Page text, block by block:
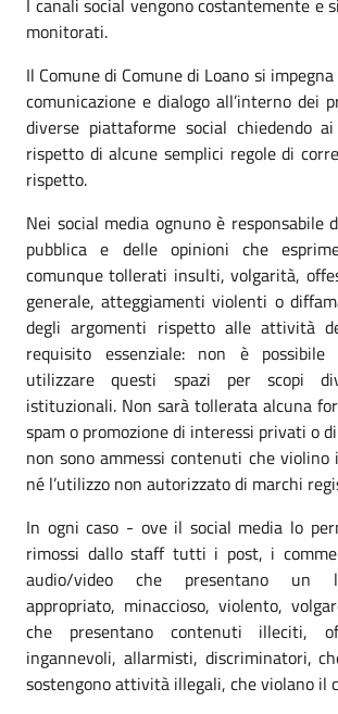
monitorati.
Il Comune di Comune di Loano si
comunicazione e dialogo all’interno dei
diverse piattaforme social chiedendo
rispetto di alcune semplici regole di
rispetto.
Nei social media ognuno è responsabile
pubblica e delle opinioni che
comunque tollerati insulti, volgarità,
generale, atteggiamenti violenti o
degli argomenti rispetto alle attività
requisito essenziale: non è
utilizzare questi spazi per scopi
istituzionali. Non sarà tollerata alcuna
spam o promozione di interessi privati o
non sono ammessi contenuti che violino
né l’utilizzo non autorizzato di marchi
In ogni caso - ove il social media lo
rimossi dallo staff tutti i post, i
audio/video che presentano un
appropriato, minaccioso, violento,
che presentano contenuti illeciti,
ingannevoli, allarmisti, discriminatori,
sostengono attività illegali, che violano il